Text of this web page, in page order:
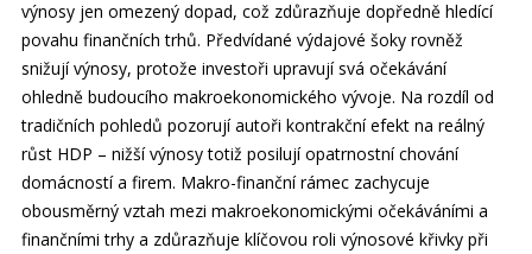
výnosy jen omezený dopad, což zdůrazňuje dopředně hledící
povahu finančních trhů. Předvídané výdajové šoky rovněž
snižují výnosy, protože investoři upravují svá očekávání
ohledně budoucího makroekonomického vývoje. Na rozdíl od
tradičních pohledů pozorují autoři kontrakční efekt na reálný
růst HDP – nižší výnosy totiž posilují opatrnostní chování
domácností a firem. Makro-finanční rámec zachycuje
obousměrný vztah mezi makroekonomickými očekáváními a
finančními trhy a zdůrazňuje klíčovou roli výnosové křivky při